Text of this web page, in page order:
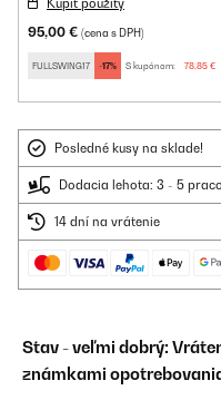
Kúpiť použitý
95,00 € (cena s DPH)
FULLSWING17 -17% S kupónom: 78,85 €
Posledné kusy na sklade!
Dodacia lehota: 3 - 5
14 dní na vrátenie
Stav - veľmi dobrý:
známkami